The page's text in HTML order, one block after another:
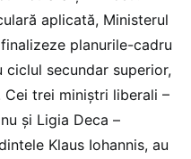
aplicată, Ministerul
planurile-cadru
secundar superior,
trei miniștri liberali –
și Ligia Deca –
Klaus Iohannis, au